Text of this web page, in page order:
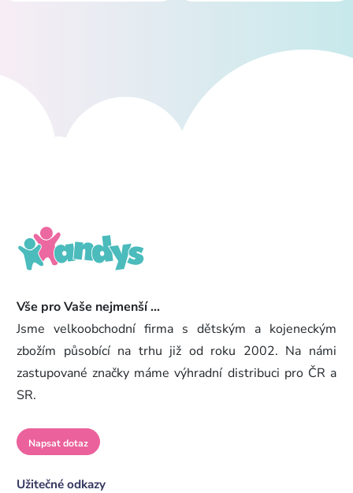
Vše pro Vaše nejmenší ...
Jsme velkoobchodní firma s dětským a kojeneckým
zbožím působící na trhu již od roku 2002. Na námi
zastupované značky máme výhradní distribuci pro ČR a
SR.
Napsat dotaz
Užitečné odkazy